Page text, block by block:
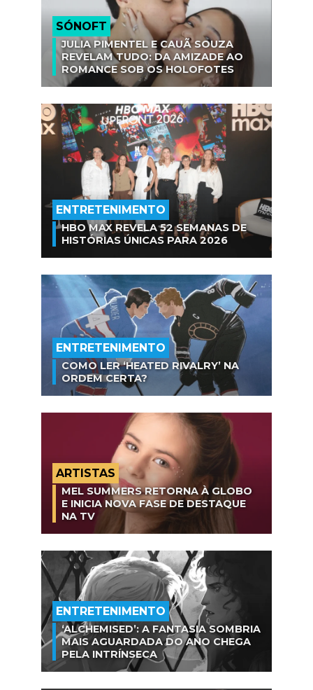
SÓNOFT
JULIA PIMENTEL E CAUÃ SOUZA
REVELAM TUDO: DA AMIZADE AO
ROMANCE SOB OS HOLOFOTES
ENTRETENIMENTO
HBO MAX REVELA 52 SEMANAS DE
HISTÓRIAS ÚNICAS PARA 2026
ENTRETENIMENTO
COMO LER ‘HEATED RIVALRY’ NA
ORDEM CERTA?
ARTISTAS
MEL SUMMERS RETORNA À GLOBO
E INICIA NOVA FASE DE DESTAQUE
NA TV
ENTRETENIMENTO
‘ALCHEMISED’: A FANTASIA SOMBRIA
MAIS AGUARDADA DO ANO CHEGA
PELA INTRÍNSECA